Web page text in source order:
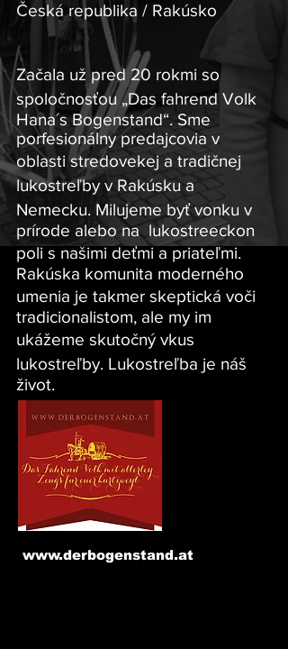
Česká republika / Rakúsko
Začala už pred 20 rokmi so
spoločnosťou „Das fahrend Volk
Hana´s Bogenstand“. Sme
porfesionálny predajcovia v
oblasti stredovekej a tradičnej
lukostreľby v Rakúsku a
Nemecku. Milujeme byť vonku v
prírode alebo na lukostreeckon
poli s našimi deťmi a priateľmi.
Rakúska komunita moderného
umenia je takmer skeptická voči
tradicionalistom, ale my im
ukážeme skutočný vkus
lukostreľby. Lukostreľba je náš
život.
www.derbogenstand.at